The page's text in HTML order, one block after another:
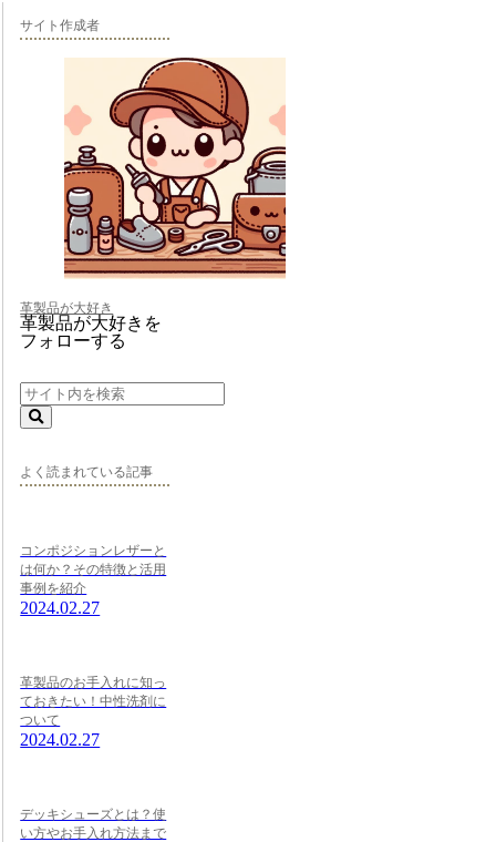
サイト作成者
革製品が大好き
革製品が大好きを
フォローする
よく読まれている記事
コンポジションレザーと
は何か？その特徴と活用
事例を紹介
2024.02.27
革製品のお手入れに知っ
ておきたい！中性洗剤に
ついて
2024.02.27
デッキシューズとは？使
い方やお手入れ方法まで